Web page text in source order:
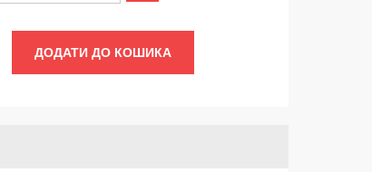
ДОДАТИ ДО КОШИКА